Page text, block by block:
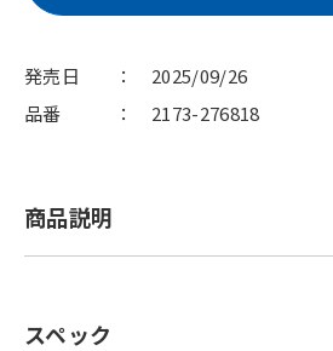
発売日
2025/09/26
品番
2173-276818
商品説明
スペック